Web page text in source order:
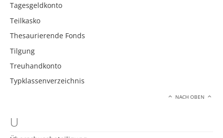
Tagesgeldkonto
Teilkasko
Thesaurierende Fonds
Tilgung
Treuhandkonto
Typklassenverzeichnis
NACH OBEN
U